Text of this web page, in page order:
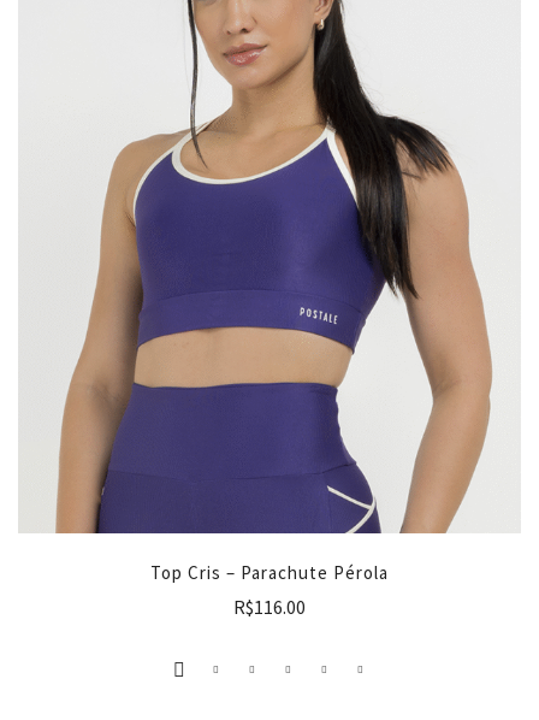
Top Cris – Parachute Pérola
R$116.00